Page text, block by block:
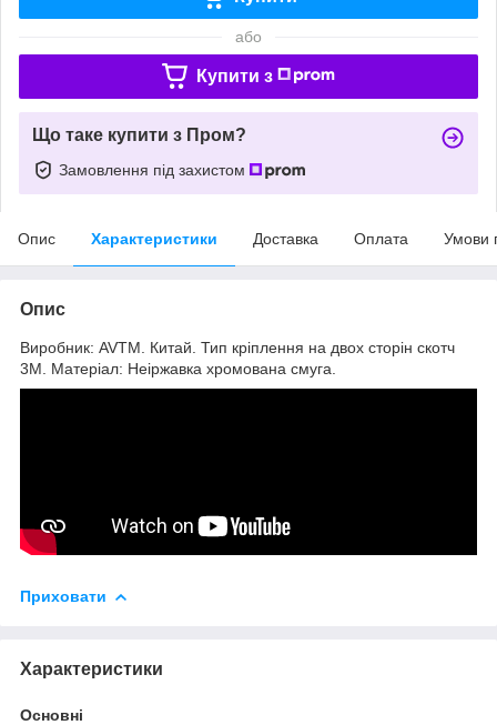
або
Купити з
Що таке купити з Пром?
Замовлення під захистом
Опис Характеристики Доставка Оплата Умови
Опис
Виробник: AVTM. Китай. Тип кріплення на двох сторін скотч
3М. Матеріал: Неіржавка хромована смуга.
Приховати
Характеристики
Основні